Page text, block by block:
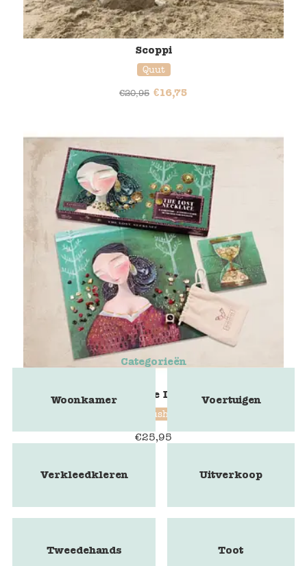
Scoppi
Quut
€20,95 €16,75
Marbushka - The Lost Necklace
Marbushka
€25,95
Categorieën
Woonkamer Voertuigen
Verkleedkleren Uitverkoop
Tweedehands Toot